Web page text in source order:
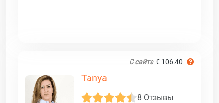
С сайта € 106.40
Tanya
8 Отзывы